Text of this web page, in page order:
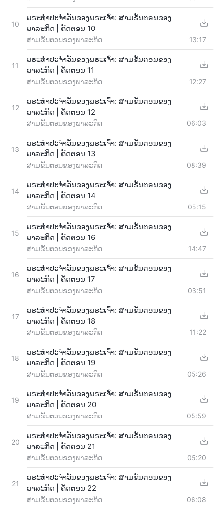
10
ພຣະທຳປະຈຳວັນຂອງພຣະເຈົ້າ: ສາມຂັ້ນຕອນຂອງ
ພາລະກິດ | ຄັດຕອນ 10
ສາມຂັ້ນຕອນຂອງພາລະກິດ 13:17
11
ພຣະທຳປະຈຳວັນຂອງພຣະເຈົ້າ: ສາມຂັ້ນຕອນຂອງ
ພາລະກິດ | ຄັດຕອນ 11
ສາມຂັ້ນຕອນຂອງພາລະກິດ 12:27
12
ພຣະທຳປະຈຳວັນຂອງພຣະເຈົ້າ: ສາມຂັ້ນຕອນຂອງ
ພາລະກິດ | ຄັດຕອນ 12
ສາມຂັ້ນຕອນຂອງພາລະກິດ 06:03
13
ພຣະທຳປະຈຳວັນຂອງພຣະເຈົ້າ: ສາມຂັ້ນຕອນຂອງ
ພາລະກິດ | ຄັດຕອນ 13
ສາມຂັ້ນຕອນຂອງພາລະກິດ 08:39
14
ພຣະທຳປະຈຳວັນຂອງພຣະເຈົ້າ: ສາມຂັ້ນຕອນຂອງ
ພາລະກິດ | ຄັດຕອນ 14
ສາມຂັ້ນຕອນຂອງພາລະກິດ 05:15
15
ພຣະທຳປະຈຳວັນຂອງພຣະເຈົ້າ: ສາມຂັ້ນຕອນຂອງ
ພາລະກິດ | ຄັດຕອນ 16
ສາມຂັ້ນຕອນຂອງພາລະກິດ 14:47
16
ພຣະທຳປະຈຳວັນຂອງພຣະເຈົ້າ: ສາມຂັ້ນຕອນຂອງ
ພາລະກິດ | ຄັດຕອນ 17
ສາມຂັ້ນຕອນຂອງພາລະກິດ 03:51
17
ພຣະທຳປະຈຳວັນຂອງພຣະເຈົ້າ: ສາມຂັ້ນຕອນຂອງ
ພາລະກິດ | ຄັດຕອນ 18
ສາມຂັ້ນຕອນຂອງພາລະກິດ 11:22
18
ພຣະທຳປະຈຳວັນຂອງພຣະເຈົ້າ: ສາມຂັ້ນຕອນຂອງ
ພາລະກິດ | ຄັດຕອນ 19
ສາມຂັ້ນຕອນຂອງພາລະກິດ 05:26
19
ພຣະທຳປະຈຳວັນຂອງພຣະເຈົ້າ: ສາມຂັ້ນຕອນຂອງ
ພາລະກິດ | ຄັດຕອນ 20
ສາມຂັ້ນຕອນຂອງພາລະກິດ 05:59
20
ພຣະທຳປະຈຳວັນຂອງພຣະເຈົ້າ: ສາມຂັ້ນຕອນຂອງ
ພາລະກິດ | ຄັດຕອນ 21
ສາມຂັ້ນຕອນຂອງພາລະກິດ 05:20
21
ພຣະທຳປະຈຳວັນຂອງພຣະເຈົ້າ: ສາມຂັ້ນຕອນຂອງ
ພາລະກິດ | ຄັດຕອນ 22
ສາມຂັ້ນຕອນຂອງພາລະກິດ 06:08